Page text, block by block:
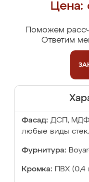
Цена:
Поможем
Ответим
Фасад: ДСП, МДФ
любые виды
Фурнитура:
Кромка: ПВХ